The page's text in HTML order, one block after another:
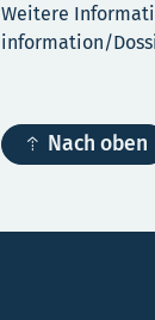
Weitere
information/
 Nach oben